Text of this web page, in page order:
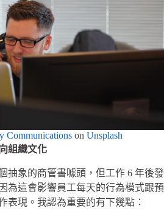
Communications on Unsplash
組織文化
抽象的商管書噱頭，但工作 6 年後發
為這會影響員工每天的行為模式跟預
表現。我認為重要的有下幾點：